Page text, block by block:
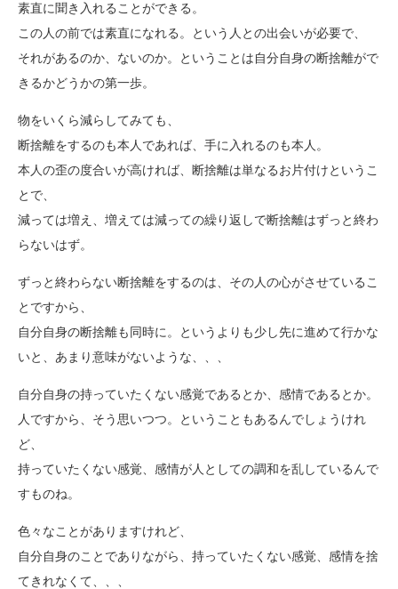
素直に聞き入れることができる。
この人の前では素直になれる。という人との出会いが必要で、
それがあるのか、ないのか。ということは自分自身の断捨離がで
きるかどうかの第一歩。
物をいくら減らしてみても、
断捨離をするのも本人であれば、手に入れるのも本人。
本人の歪の度合いが高ければ、断捨離は単なるお片付けというこ
とで、
減っては増え、増えては減っての繰り返しで断捨離はずっと終わ
らないはず。
ずっと終わらない断捨離をするのは、その人の心がさせているこ
とですから、
自分自身の断捨離も同時に。というよりも少し先に進めて行かな
いと、あまり意味がないような、、、
自分自身の持っていたくない感覚であるとか、感情であるとか。
人ですから、そう思いつつ。ということもあるんでしょうけれ
ど、
持っていたくない感覚、感情が人としての調和を乱しているんで
すものね。
色々なことがありますけれど、
自分自身のことでありながら、持っていたくない感覚、感情を捨
てきれなくて、、、